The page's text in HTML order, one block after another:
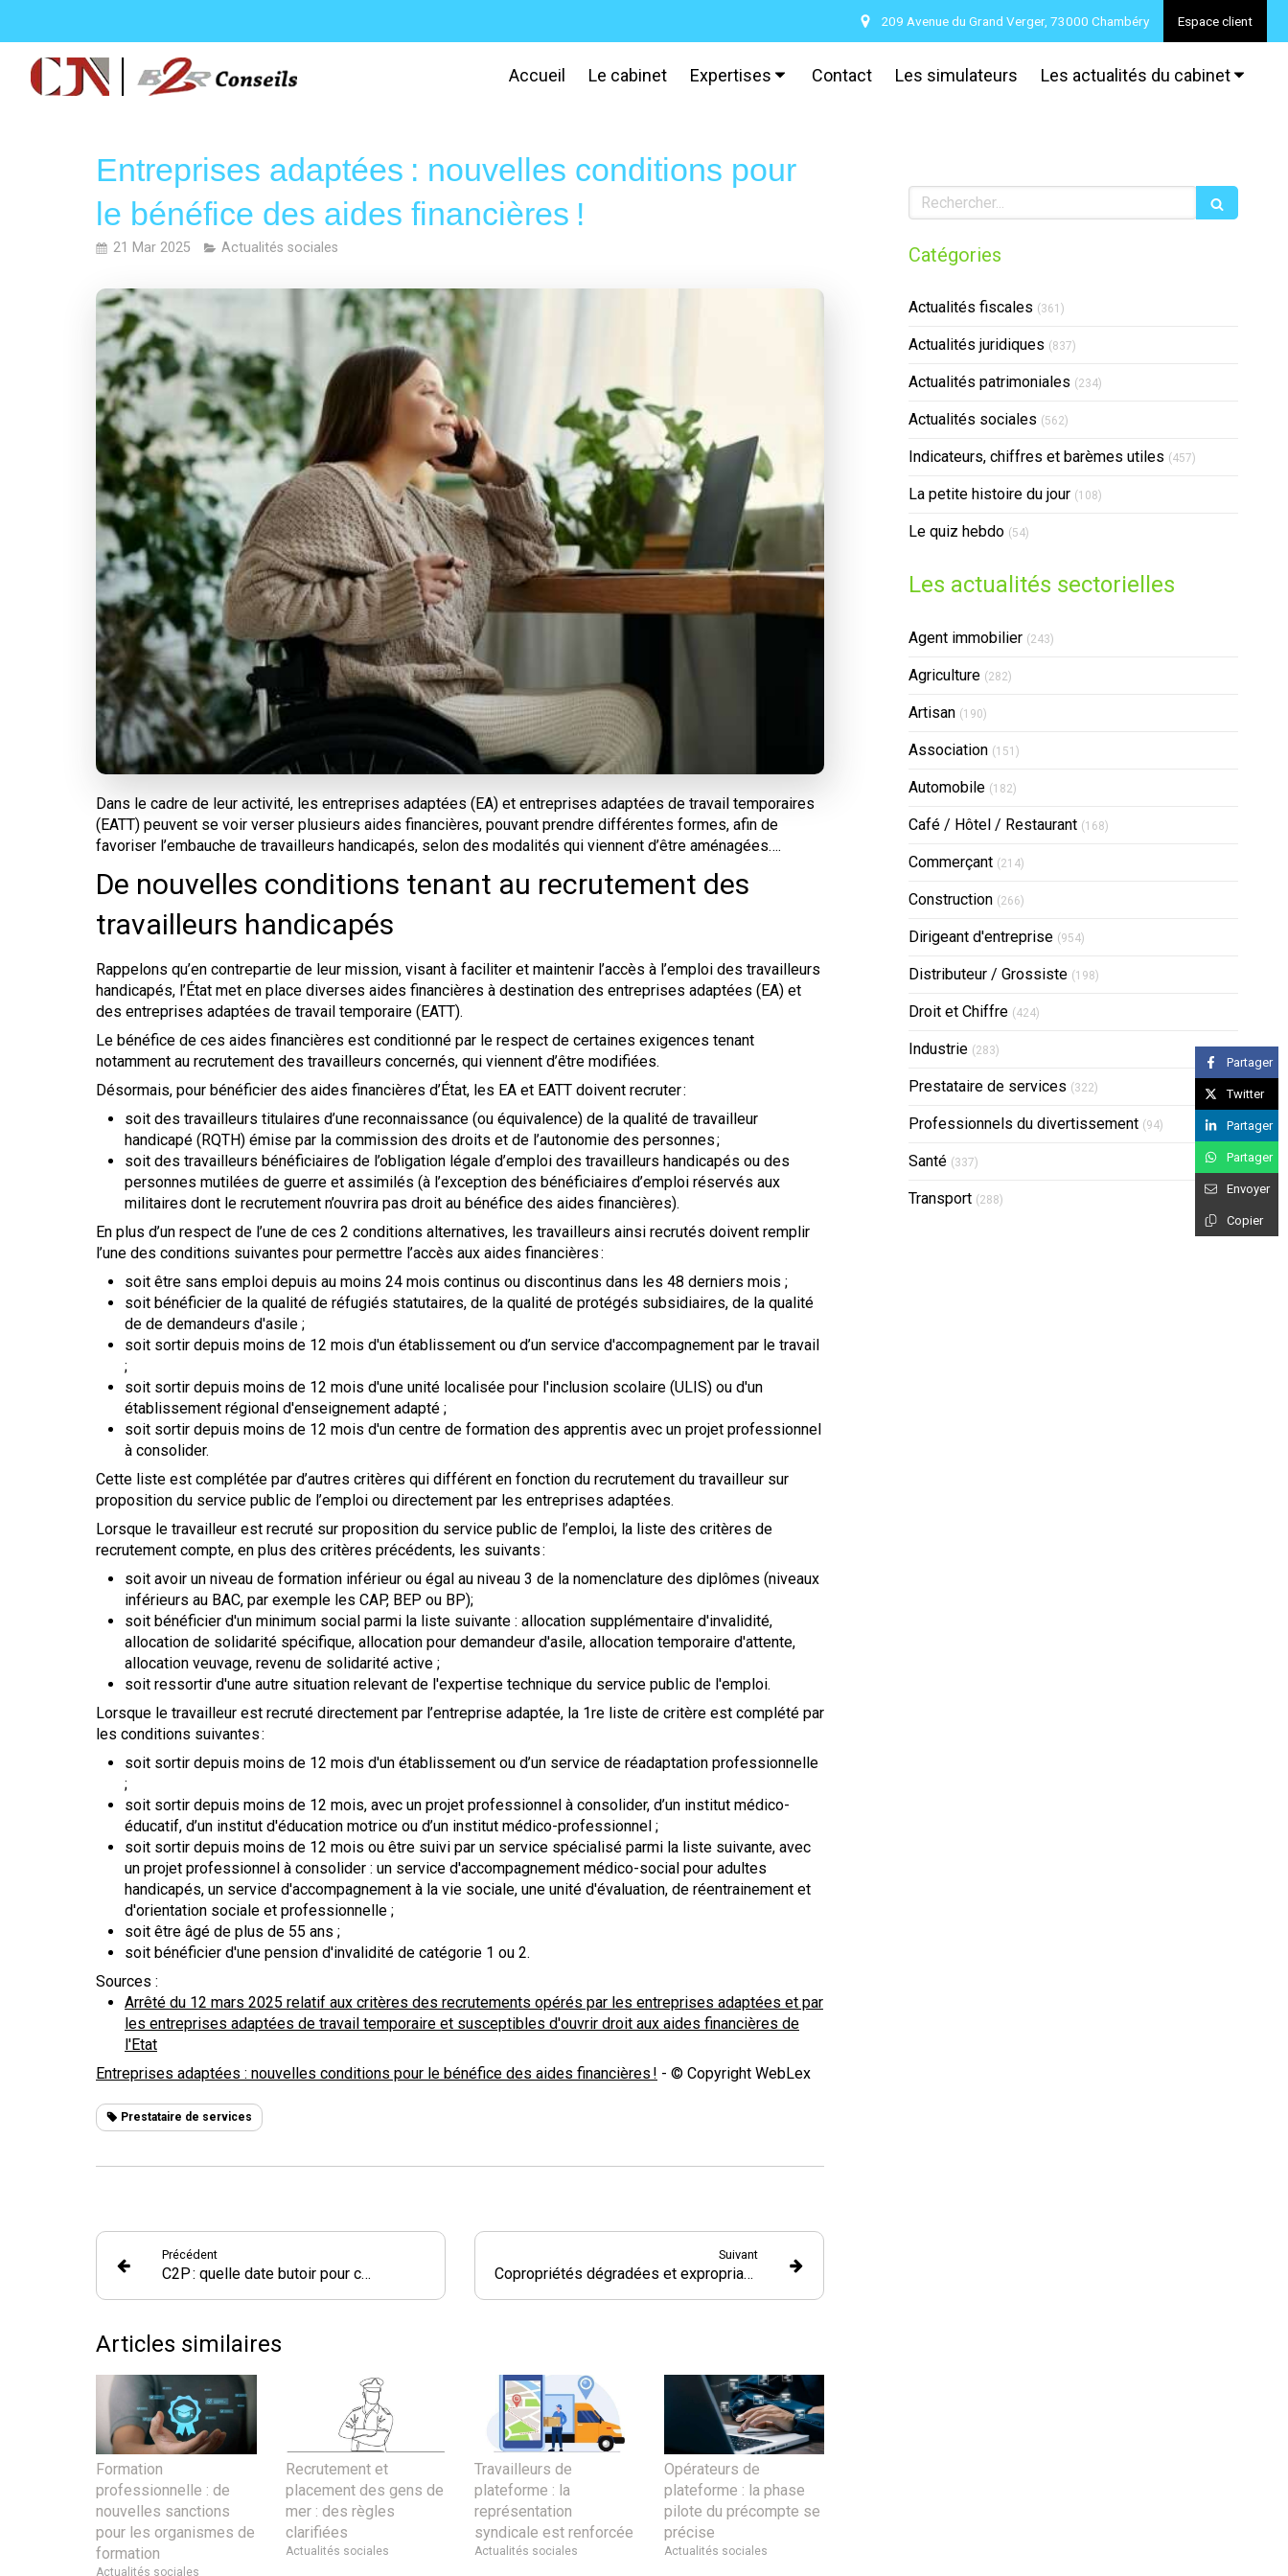
Espace client
209 Avenue du Grand Verger, 73000 Chambéry
Accueil Le cabinet Expertises Contact Les simulateurs Les actualités du cabinet
Entreprises adaptées : nouvelles conditions pour
le bénéfice des aides financières !
21 Mar 2025 Actualités sociales
Dans le cadre de leur activité, les entreprises adaptées (EA) et entreprises adaptées de travail temporaires
(EATT) peuvent se voir verser plusieurs aides financières, pouvant prendre différentes formes, afin de
favoriser l’embauche de travailleurs handicapés, selon des modalités qui viennent d’être aménagées….
De nouvelles conditions tenant au recrutement des
travailleurs handicapés
Rappelons qu’en contrepartie de leur mission, visant à faciliter et maintenir l’accès à l’emploi des travailleurs
handicapés, l’État met en place diverses aides financières à destination des entreprises adaptées (EA) et
des entreprises adaptées de travail temporaire (EATT).
Le bénéfice de ces aides financières est conditionné par le respect de certaines exigences tenant
notamment au recrutement des travailleurs concernés, qui viennent d’être modifiées.
Désormais, pour bénéficier des aides financières d’État, les EA et EATT doivent recruter :
soit des travailleurs titulaires d’une reconnaissance (ou équivalence) de la qualité de travailleur
handicapé (RQTH) émise par la commission des droits et de l’autonomie des personnes ;
soit des travailleurs bénéficiaires de l’obligation légale d’emploi des travailleurs handicapés ou des
personnes mutilées de guerre et assimilés (à l’exception des bénéficiaires d’emploi réservés aux
militaires dont le recrutement n’ouvrira pas droit au bénéfice des aides financières).
En plus d’un respect de l’une de ces 2 conditions alternatives, les travailleurs ainsi recrutés doivent remplir
l’une des conditions suivantes pour permettre l’accès aux aides financières :
soit être sans emploi depuis au moins 24 mois continus ou discontinus dans les 48 derniers mois ;
soit bénéficier de la qualité de réfugiés statutaires, de la qualité de protégés subsidiaires, de la qualité
de de demandeurs d'asile ;
soit sortir depuis moins de 12 mois d'un établissement ou d’un service d'accompagnement par le travail
;
soit sortir depuis moins de 12 mois d'une unité localisée pour l'inclusion scolaire (ULIS) ou d'un
établissement régional d'enseignement adapté ;
soit sortir depuis moins de 12 mois d'un centre de formation des apprentis avec un projet professionnel
à consolider.
Cette liste est complétée par d’autres critères qui différent en fonction du recrutement du travailleur sur
proposition du service public de l’emploi ou directement par les entreprises adaptées.
Lorsque le travailleur est recruté sur proposition du service public de l’emploi, la liste des critères de
recrutement compte, en plus des critères précédents, les suivants :
soit avoir un niveau de formation inférieur ou égal au niveau 3 de la nomenclature des diplômes (niveaux
inférieurs au BAC, par exemple les CAP, BEP ou BP);
soit bénéficier d'un minimum social parmi la liste suivante : allocation supplémentaire d'invalidité,
allocation de solidarité spécifique, allocation pour demandeur d'asile, allocation temporaire d'attente,
allocation veuvage, revenu de solidarité active ;
soit ressortir d'une autre situation relevant de l'expertise technique du service public de l'emploi.
Lorsque le travailleur est recruté directement par l’entreprise adaptée, la 1re liste de critère est complété par
les conditions suivantes :
soit sortir depuis moins de 12 mois d'un établissement ou d’un service de réadaptation professionnelle
;
soit sortir depuis moins de 12 mois, avec un projet professionnel à consolider, d’un institut médico-
éducatif, d’un institut d'éducation motrice ou d’un institut médico-professionnel ;
soit sortir depuis moins de 12 mois ou être suivi par un service spécialisé parmi la liste suivante, avec
un projet professionnel à consolider : un service d'accompagnement médico-social pour adultes
handicapés, un service d'accompagnement à la vie sociale, une unité d'évaluation, de réentrainement et
d'orientation sociale et professionnelle ;
soit être âgé de plus de 55 ans ;
soit bénéficier d'une pension d'invalidité de catégorie 1 ou 2.
Sources :
Arrêté du 12 mars 2025 relatif aux critères des recrutements opérés par les entreprises adaptées et par
les entreprises adaptées de travail temporaire et susceptibles d'ouvrir droit aux aides financières de
l'Etat
Entreprises adaptées : nouvelles conditions pour le bénéfice des aides financières ! - © Copyright WebLex
Prestataire de services
Précédent
C2P : quelle date butoir pour corriger les facteurs de risques professionnels ?
Suivant
Copropriétés dégradées et expropriation : du nouveau !
Articles similaires
Formation
professionnelle : de
nouvelles sanctions
pour les organismes de
formation
Actualités sociales
Recrutement et
placement des gens de
mer : des règles
clarifiées
Actualités sociales
Travailleurs de
plateforme : la
représentation
syndicale est renforcée
Actualités sociales
Opérateurs de
plateforme : la phase
pilote du précompte se
précise
Actualités sociales
Partager
Twitter
Partager
Partager
Envoyer
Copier
Rechercher
Catégories
Actualités fiscales (361)
Actualités juridiques (837)
Actualités patrimoniales (234)
Actualités sociales (562)
Indicateurs, chiffres et barèmes utiles (457)
La petite histoire du jour (108)
Le quiz hebdo (54)
Les actualités sectorielles
Agent immobilier (243)
Agriculture (282)
Artisan (190)
Association (151)
Automobile (182)
Café / Hôtel / Restaurant (168)
Commerçant (214)
Construction (266)
Dirigeant d'entreprise (954)
Distributeur / Grossiste (198)
Droit et Chiffre (424)
Industrie (283)
Prestataire de services (322)
Professionnels du divertissement (94) Articles Count
Santé (337)
Transport (288)